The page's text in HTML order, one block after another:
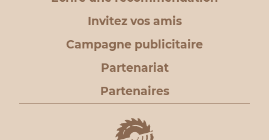
Invitez vos amis
Campagne publicitaire
Partenariat
Partenaires